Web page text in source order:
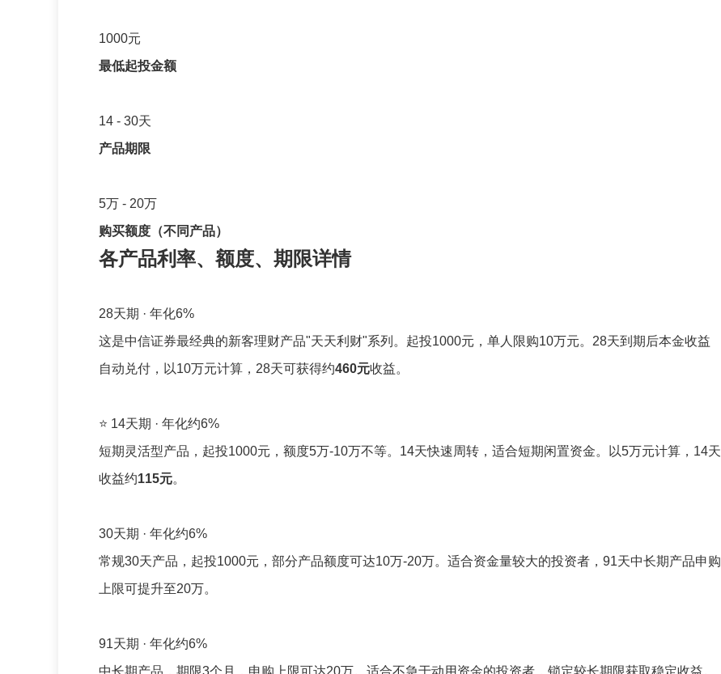
1000元
最低起投金额
14 - 30天
产品期限
5万 - 20万
购买额度（不同产品）
各产品利率、额度、期限详情
28天期 · 年化6%
这是中信证券最经典的新客理财产品"天天利财"系列。起投1000元，单人限购10万元。28天到期后本金收益
自动兑付，以10万元计算，28天可获得约460元收益。
⭐ 14天期 · 年化约6%
短期灵活型产品，起投1000元，额度5万-10万不等。14天快速周转，适合短期闲置资金。以5万元计算，14天
收益约115元。
30天期 · 年化约6%
常规30天产品，起投1000元，部分产品额度可达10万-20万。适合资金量较大的投资者，91天中长期产品申购
上限可提升至20万。
91天期 · 年化约6%
中长期产品，期限3个月，申购上限可达20万。适合不急于动用资金的投资者，锁定较长期限获取稳定收益。